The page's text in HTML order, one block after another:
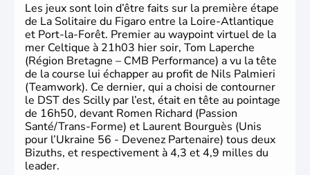
Les jeux sont loin d’être faits sur la première étape
de La Solitaire du Figaro entre la Loire-Atlantique
et Port-la-Forêt. Premier au waypoint virtuel de la
mer Celtique à 21h03 hier soir, Tom Laperche
(Région Bretagne – CMB Performance) a vu la tête
de la course lui échapper au profit de Nils Palmieri
(Teamwork). Ce dernier, qui a choisi de contourner
le DST des Scilly par l’est, était en tête au pointage
de 16h50, devant Romen Richard (Passion
Santé/Trans-Forme) et Laurent Bourguès (Unis
pour l’Ukraine 56 - Devenez Partenaire) tous deux
Bizuths, et respectivement à 4,3 et 4,9 milles du
leader.